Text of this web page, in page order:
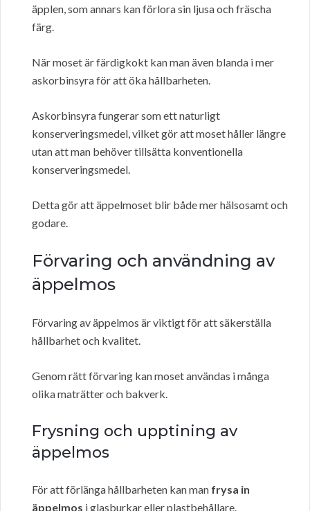
äpplen, som annars kan förlora sin ljusa och fräscha
färg.
När moset är färdigkokt kan man även blanda i mer
askorbinsyra för att öka hållbarheten.
Askorbinsyra fungerar som ett naturligt
konserveringsmedel, vilket gör att moset håller längre
utan att man behöver tillsätta konventionella
konserveringsmedel.
Detta gör att äppelmoset blir både mer hälsosamt och
godare.
Förvaring och användning av
äppelmos
Förvaring av äppelmos är viktigt för att säkerställa
hållbarhet och kvalitet.
Genom rätt förvaring kan moset användas i många
olika maträtter och bakverk.
Frysning och upptining av
äppelmos
För att förlänga hållbarheten kan man frysa in
äppelmos i glasburkar eller plastbehållare.